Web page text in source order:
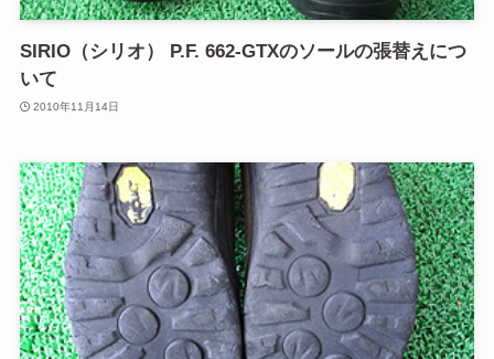
SIRIO（シリオ） P.F. 662-GTXのソールの張替えにつ
いて
2010年11月14日